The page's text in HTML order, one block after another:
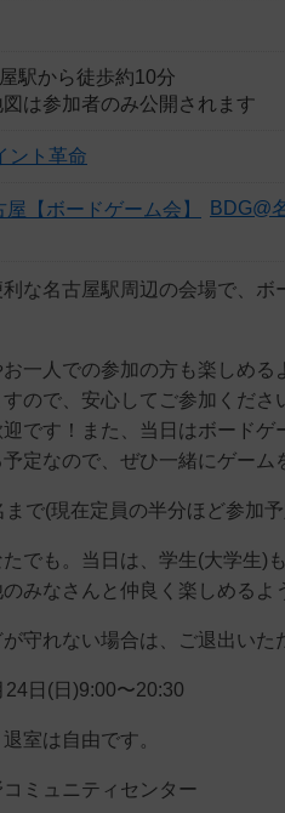
駅から徒歩約10分
は参加者のみ公開されます
ント革命
BDG@
な名古屋駅周辺の会場で、ボ
一人での参加の方も楽しめる
すので、安心してご参加くださ
です！また、当日はボードゲ
定なので、ぜひ一緒にゲーム
まで(現在定員の半分ほど参加
たでも。当日は、学生(大学生)
みなさんと仲良く楽しめるよ
が守れない場合は、ご退出いた
24日(日)9:00〜20:30
室は自由です。
コミュニティセンター